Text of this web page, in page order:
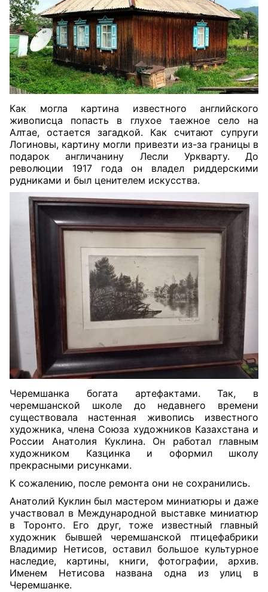
Как могла картина известного английского
живописца попасть в глухое таежное село на
Алтае, остается загадкой. Как считают супруги
Логиновы, картину могли привезти из-за границы в
подарок англичанину Лесли Уркварту. До
революции 1917 года он владел риддерскими
рудниками и был ценителем искусства.
Черемшанка богата артефактами. Так, в
черемшанской школе до недавнего времени
существовала настенная живопись известного
художника, члена Союза художников Казахстана и
России Анатолия Куклина. Он работал главным
художником Казцинка и оформил школу
прекрасными рисунками.
К сожалению, после ремонта они не сохранились.
Анатолий Куклин был мастером миниатюры и даже
участвовал в Международной выставке миниатюр
в Торонто. Его друг, тоже известный главный
художник бывшей черемшанской птицефабрики
Владимир Нетисов, оставил большое культурное
наследие, картины, книги, фотографии, архив.
Именем Нетисова названа одна из улиц в
Черемшанке.